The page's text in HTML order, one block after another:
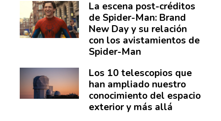
La escena post-créditos
de Spider-Man: Brand
New Day y su relación
con los avistamientos de
Spider-Man
Los 10 telescopios que
han ampliado nuestro
conocimiento del espacio
exterior y más allá